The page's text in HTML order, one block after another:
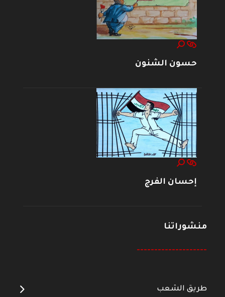
حسون الشنون
إحسان الفرج
منشوراتنا
--------------------
طريق الشعب